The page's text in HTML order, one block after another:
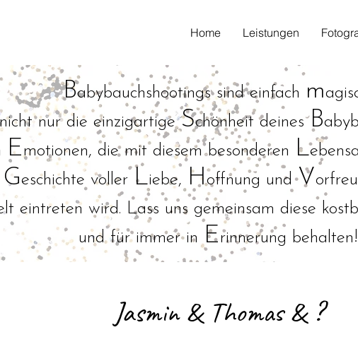
Home Leistungen
Babybauchshootings sind einfach m
nur die einzigartigeSchönheit deinesB
Emotionen, die mit diesem besonderen L
Geschichte voller Liebe, Hoffnung undV
eintreten wird. Lass uns gemeinsam diese
und für immer in Erinnerung behalten!
Jasmin & Thomas & ?